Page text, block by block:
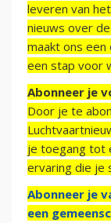
leveren van
nieuws over
maakt ons
een stap voor
Abonneer je
Door je te
je toegang tot
ervaring die je
Abonneer je
een